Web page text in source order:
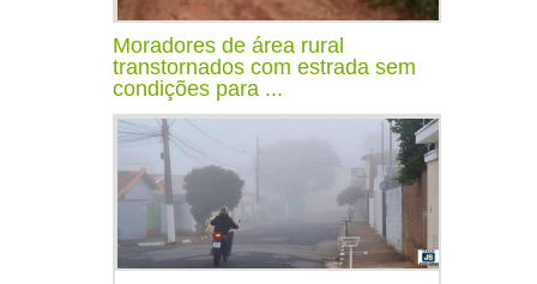
Moradores de área rural
transtornados com estrada sem
condições para ...